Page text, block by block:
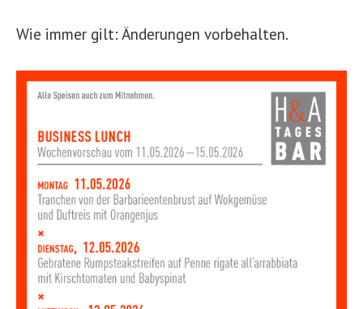
Wie immer gilt: Änderungen vorbehalten.